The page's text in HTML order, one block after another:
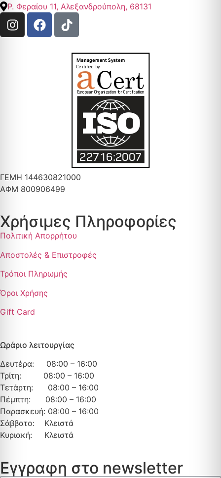
Ρ. Φεραίου 11, Αλεξανδρούπολη, 68131
ΓΕΜΗ 144630821000
ΑΦΜ 800906499
Χρήσιμες Πληροφορίες
Πολιτική Απορρήτου
Αποστολές & Επιστροφές
Τρόποι Πληρωμής
Όροι Χρήσης
Gift Card
Ωράριο λειτουργίας
Δευτέρα: 08:00 – 16:00
Τρίτη: 08:00 – 16:00
Τετάρτη: 08:00 – 16:00
Πέμπτη: 08:00 – 16:00
Παρασκευή: 08:00 – 16:00
Σάββατο: Κλειστά
Κυριακή: Κλειστά
Εγγραφη στο newsletter